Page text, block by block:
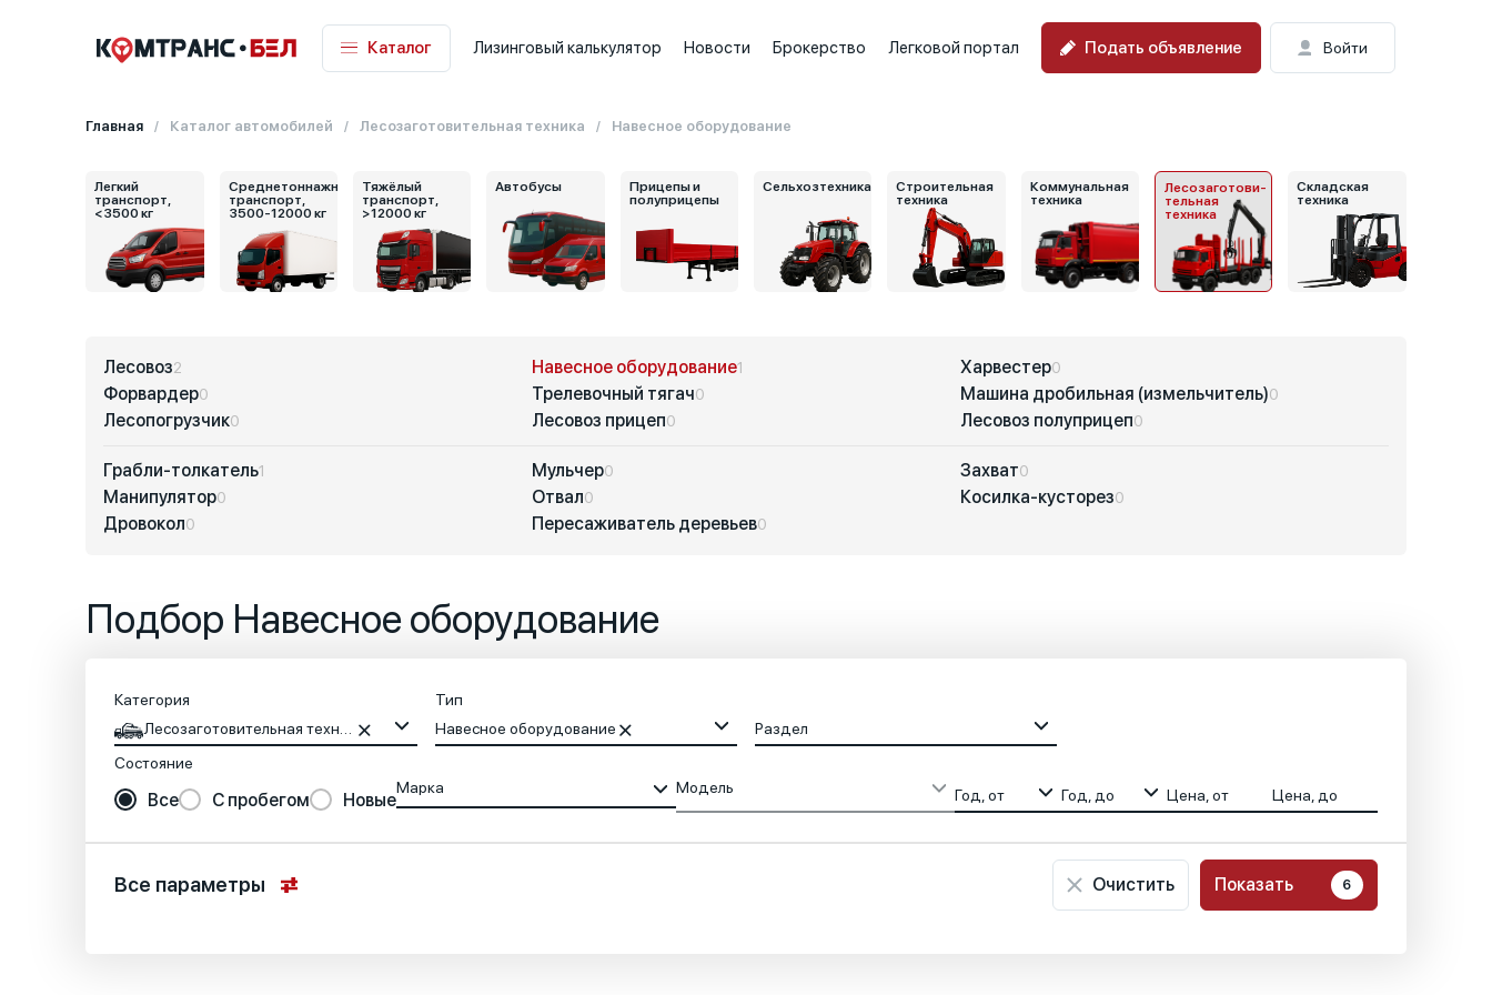
Каталог Лизинговый калькулятор Новости Брокерство Легковой портал Подать объявление Войти
Главная Каталог автомобилей Лесозаготовительная техника Навесное оборудование
Легкий
транспорт,
<3500 кг
Среднетоннажный
транспорт,
3500-12000 кг
Тяжёлый
транспорт,
>12000 кг
Автобусы
Прицепы и
полуприцепы
Сельхозтехника
Строительная
техника
Коммунальная
техника
Лесозаготови-
тельная
техника
Складская
техника
Лесовоз2 Навесное оборудование1 Харвестер0
Форвардер0 Трелевочный тягач0 Машина дробильная (измельчитель)0
Лесопогрузчик0 Лесовоз прицеп0 Лесовоз полуприцеп0
Грабли-толкатель1 Мульчер0 Захват0
Манипулятор0 Отвал0 Косилка-кусторез0
Дровокол0 Пересаживатель деревьев0
Подбор Навесное оборудование
Категория
Тип
Навесное оборудование
Раздел
Состояние
Все С пробегом Новые
Марка Модель Год, от Год, до Цена, от Цена, до
Местоположение
Все параметры Очистить Показать 6